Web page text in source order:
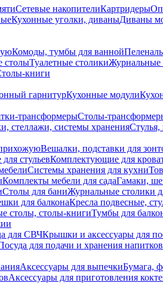
Сетевые накопителиКартридеры
Кухонные уголки, диваныДиваны
Комоды, тумбы для ванной
столыТуалетные столикиЖурнальные
книги
гарнитурКухонные модули
трансформерыСтолы-
стеллажи, системы храненияСтулья,
Вешалки, подставки для
стульевКомплектующие для
Системы хранения для кухни
Комплекты мебели для садаГамаки,
Столы для баниЖурнальные столики
для балконаКресла подвесные,
столы, столы-книгиТумбы для
для СВЧКрышки и аксессуары для
для подачи и хранения напитков
Аксессуары для выпечкиБумага,
Аксессуары для приготовления